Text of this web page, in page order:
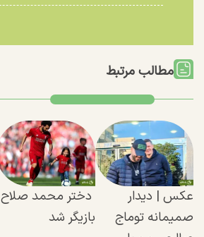
مطالب مرتبط
عکس | دیدار
صمیمانه توماج
دختر محمد صلاح
بازیگر شد